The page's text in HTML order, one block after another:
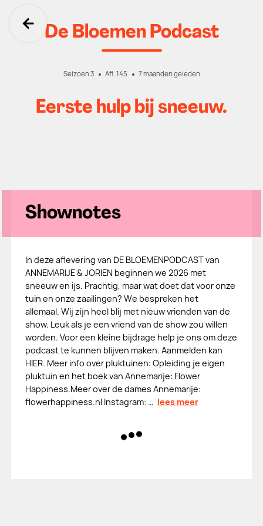
Ga terug
De Bloemen Podcast
Seizoen 3 Afl. 145 7 maanden geleden
Eerste hulp bij sneeuw.
Shownotes
In deze aflevering van DE BLOEMENPODCAST van
ANNEMARIJE & JORIEN beginnen we 2026 met
sneeuw en ijs. Prachtig, maar wat doet dat voor onze
tuin en onze zaailingen? We bespreken het
allemaal. Wij zijn heel blij met nieuw vrienden van de
show. Leuk als je een vriend van de show zou willen
worden. Voor een kleine bijdrage help je ons om deze
podcast te kunnen blijven maken. Aanmelden kan
HIER. Meer info over pluktuinen: Opleiding je eigen
pluktuin en het boek van Annemarije: Flower
Happiness.Meer over de dames Annemarije:
flowerhappiness.nl Instagram: … lees meer